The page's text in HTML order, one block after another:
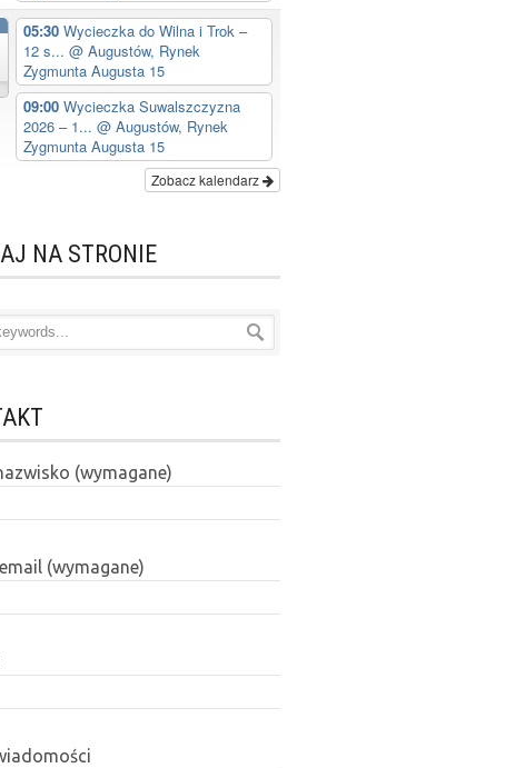
05:30 Wycieczka do Wilna i Trok –
12 s... @ Augustów, Rynek
Zygmunta Augusta 15
09:00 Wycieczka Suwalszczyzna
2026 – 1... @ Augustów, Rynek
Zygmunta Augusta 15
Zobacz kalendarz
NA STRONIE
(wymagane)
(wymagane)